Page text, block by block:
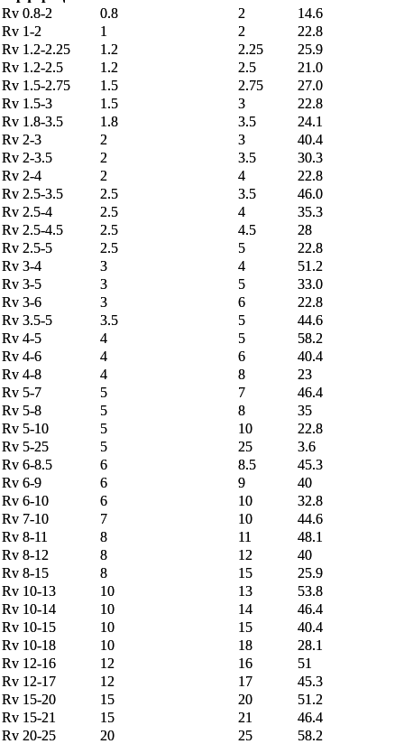
Rv 0.8-2
0.8 2
14.6
Rv 1-2
1 2
22.8
Rv 1.2-2.25
1.2 2.25
25.9
Rv 1.2-2.5
1.2 2.5
21.0
Rv 1.5-2.75
1.5 2.75
27.0
Rv 1.5-3
1.5 3
22.8
Rv 1.8-3.5
1.8 3.5
24.1
Rv 2-3
2 3
40.4
Rv 2-3.5
2 3.5
30.3
Rv 2-4
2 4
22.8
Rv 2.5-3.5
2.5 3.5
46.0
Rv 2.5-4
2.5 4
35.3
Rv 2.5-4.5
2.5 4.5
28
Rv 2.5-5
2.5 5
22.8
Rv 3-4
3 4
51.2
Rv 3-5
3 5
33.0
Rv 3-6
3 6
22.8
Rv 3.5-5
3.5 5
44.6
Rv 4-5
4 5
58.2
Rv 4-6
4 6
40.4
Rv 4-8
4 8
23
Rv 5-7
5 7
46.4
Rv 5-8
5 8
35
Rv 5-10
5 10
22.8
Rv 5-25
5 25
3.6
Rv 6-8.5
6 8.5
45.3
Rv 6-9
6 9
40
Rv 6-10
6 10
32.8
Rv 7-10
7 10
44.6
Rv 8-11
8 11
48.1
Rv 8-12
8 12
40
Rv 8-15
8 15
25.9
Rv 10-13
10 13
53.8
Rv 10-14
10 14
46.4
Rv 10-15
10 15
40.4
Rv 10-18
10 18
28.1
Rv 12-16
12 16
51
Rv 12-17
12 17
45.3
Rv 15-20
15 20
51.2
Rv 15-21
15 21
46.4
Rv 20-25
20 25
58.2